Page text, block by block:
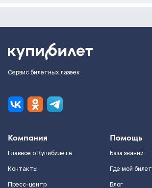
Сервис билетных лазеек
Компания
Главное о Купибилете
Контакты
Пресс-центр
Помощь
База знаний
Где мой билет
Блог